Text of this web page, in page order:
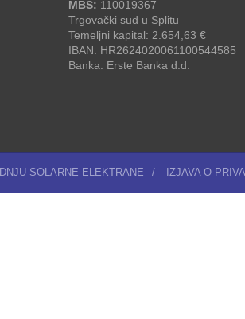
MBS: 110019367
Trgovački sud u Splitu
Temeljni kapital: 2.654,63 €
IBAN: HR2624020061100544585
Banka: Erste Banka d.d.
SOLARNE ELEKTRANE / IZJAVA O